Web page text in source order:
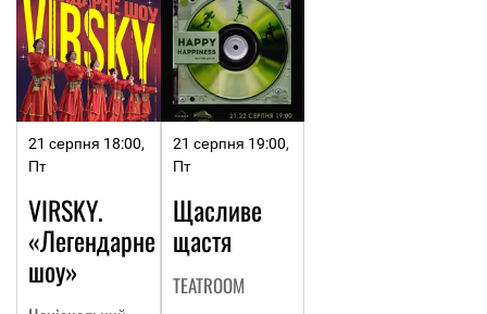
21 серпня 18:00,
Пт
VIRSKY.
«Легендарне
шоу»
21 серпня 19:00,
Пт
Щасливе
щастя
TEATROOM